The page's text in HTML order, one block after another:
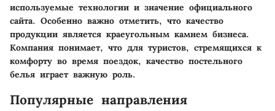
используемые технологии и значение официального
сайта. Особенно важно отметить, что качество
продукции является краеугольным камнем бизнеса.
Компания понимает, что для туристов, стремящихся к
комфорту во время поездок, качество постельного
белья играет важную роль.
Популярные направления